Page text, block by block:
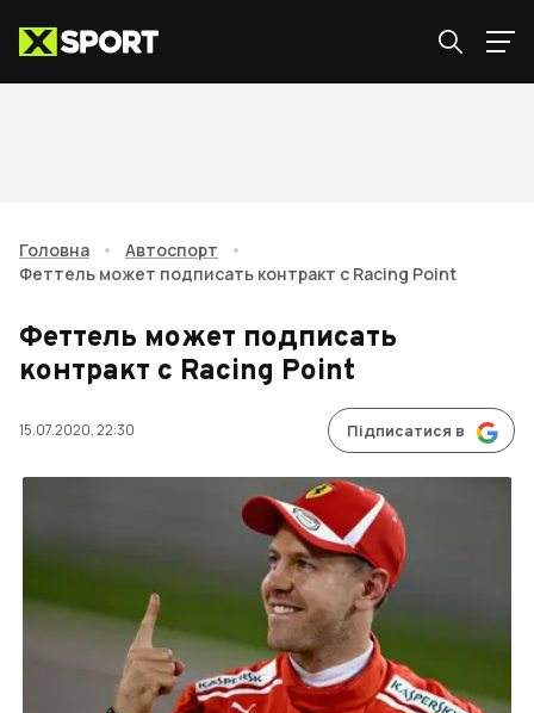
Головна • Автоспорт
•
Феттель может подписать контракт с Racing Point
Феттель может подписать
контракт с Racing Point
15.07.2020, 22:30 Підписатися в